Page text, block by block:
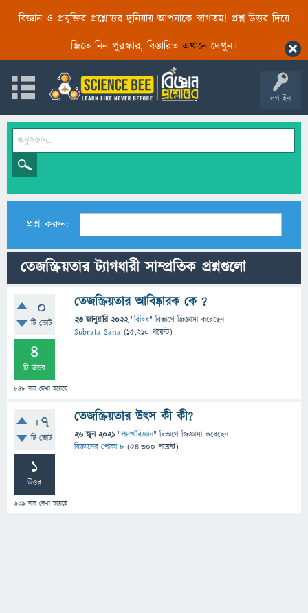
বিজ্ঞান ও প্রযুক্তির প্রশ্নোত্তর দুনিয়ায় আপনাকে স্বাগতম! প্রশ্ন-উত্তর দিয়ে
জিতে নিন পুরস্কার, বিস্তারিত এখানেদেখুন।
লগ ইন
প্রশ্ন করুন:
তেজস্ক্রিয়তার ট্যাগধারী সাম্প্রতিক প্রশ্নগুলো
0
টি ভোট
4
টি উত্তর
848 বার দেখা হয়েছে
তেজস্ক্রিয়তার আবিষ্কারক কে ?
23 জানুয়ারি 2022 "বিবিধ" বিভাগে জিজ্ঞাসাকরেছেন
Subrata Saha (15,210 পয়েন্ট)
+7
টি ভোট
1
উত্তর
629 বার দেখা হয়েছে
তেজস্ক্রিয়তার উৎস কী কী?
26 জুন 2021 "পদার্থবিজ্ঞান" বিভাগে জিজ্ঞাসাকরেছেন
বিজ্ঞানের পোকা ৮ (54,300 পয়েন্ট)